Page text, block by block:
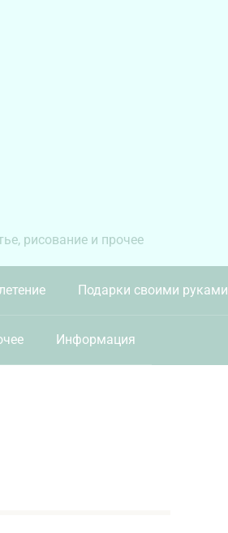
рисование и прочее
Подарки своими руками
Информация